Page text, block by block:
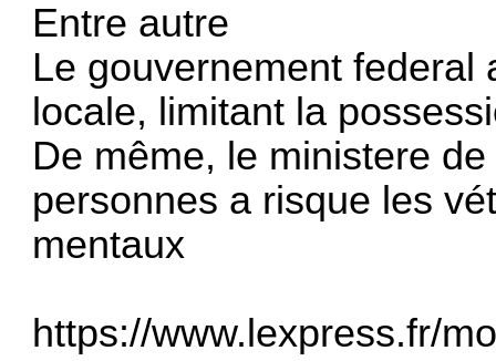
Entre autre
Le gouvernement federal
locale, limitant la
De même, le ministere
personnes a risque les
mentaux
https://www.lexpress.fr/